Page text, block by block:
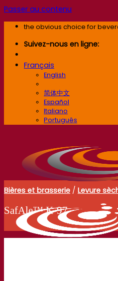
Passer au contenu
the obvious choice for
Suivez-nous en ligne:
Français
English
简体中文
Español
Italiano
Português
Bières et brasserie / Levure
SafAle™ K‑97